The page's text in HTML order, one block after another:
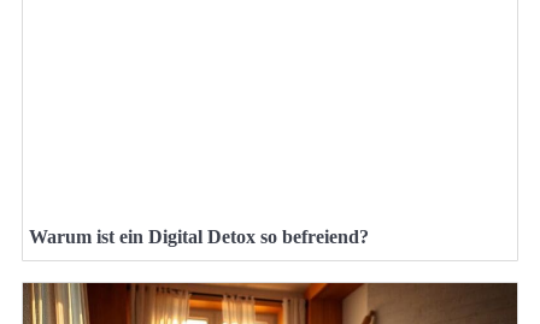
Warum ist ein Digital Detox so befreiend?